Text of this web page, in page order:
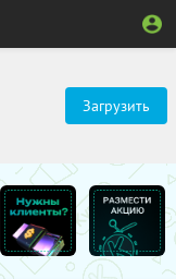
Загрузить